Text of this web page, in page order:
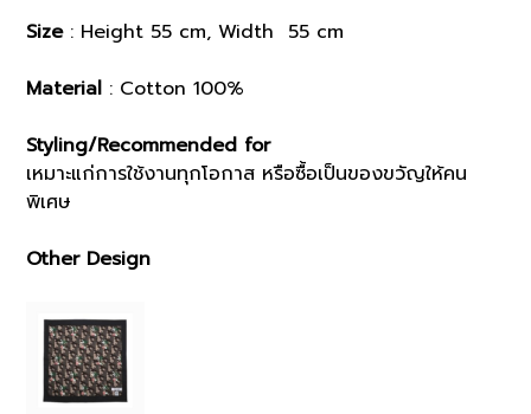
Size : Height 55 cm, Width 55 cm
Material : Cotton 100%
Styling/Recommended for
เหมาะแก่การใช้งานทุกโอกาส หรือซื้อเป็นของขวัญให้คน
พิเศษ
Other Design